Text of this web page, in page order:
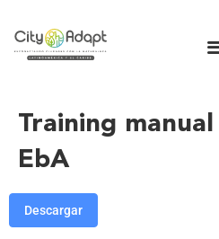
Training
EbA
Descargar